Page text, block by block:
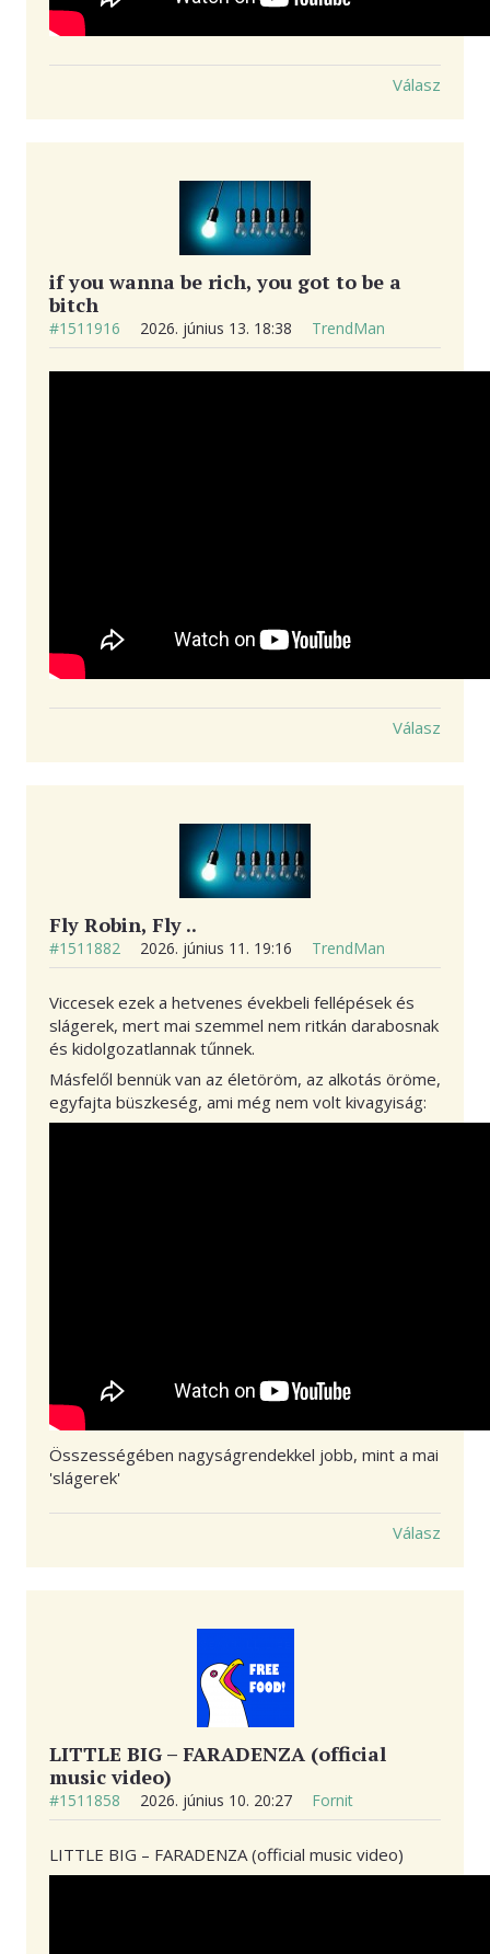
Válasz
if you wanna be rich, you got to be a
bitch
#1511916 2026. június 13. 18:38 TrendMan
Válasz
Fly Robin, Fly ..
#1511882 2026. június 11. 19:16 TrendMan
Viccesek ezek a hetvenes évekbeli fellépések és
slágerek, mert mai szemmel nem ritkán darabosnak
és kidolgozatlannak tűnnek.
Másfelől bennük van az életöröm, az alkotás öröme,
egyfajta büszkeség, ami még nem volt kivagyiság:
Összességében nagyságrendekkel jobb, mint a mai
'slágerek'
Válasz
LITTLE BIG – FARADENZA (official
music video)
#1511858 2026. június 10. 20:27 Fornit
LITTLE BIG – FARADENZA (official music video)